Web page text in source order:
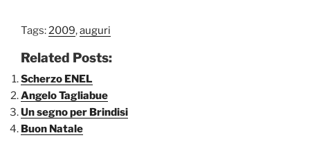
Tags:2009,auguri
Related Posts:
Scherzo ENEL
Angelo Tagliabue
Un segno per Brindisi
Buon Natale